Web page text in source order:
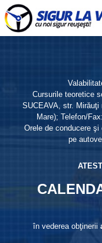
Cursurile teoretice
SUCEAVA, str.
Mare); Telefon/
Orele de conducere
pe
în vederea obţinerii